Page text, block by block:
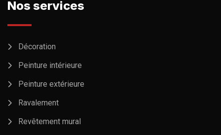
Nos services
Décoration
Peinture intérieure
Peinture extérieure
Ravalement
Revêtement mural